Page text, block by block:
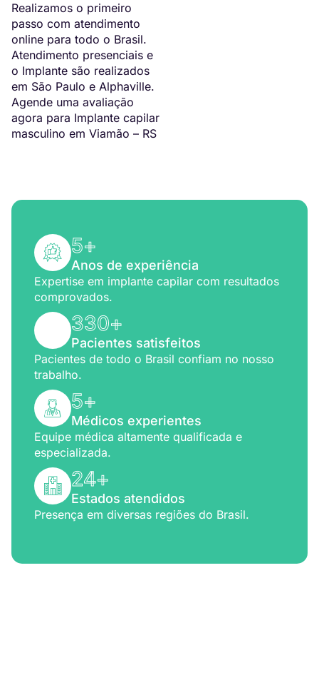
Realizamos o primeiro
passo com atendimento
online para todo o Brasil.
Atendimento presenciais e
o Implante são realizados
em São Paulo e Alphaville.
Agende uma avaliação
agora para Implante capilar
masculino em Viamão – RS
5+
Anos de experiência
Expertise em implante capilar com resultados
comprovados.
330+
Pacientes satisfeitos
Pacientes de todo o Brasil confiam no nosso
trabalho.
5+
Médicos experientes
Equipe médica altamente qualificada e
especializada.
24+
Estados atendidos
Presença em diversas regiões do Brasil.